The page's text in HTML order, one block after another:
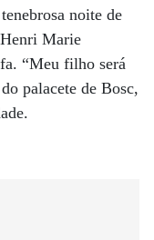
noite de
Marie
“Meu filho será
palacete de Bosc,